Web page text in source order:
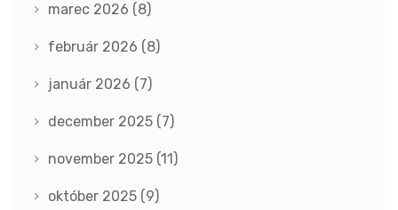
marec 2026 (8)
február 2026 (8)
január 2026 (7)
december 2025 (7)
november 2025 (11)
október 2025 (9)